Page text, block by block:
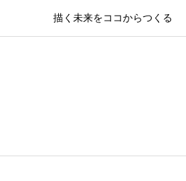
描く未来をココからつくる